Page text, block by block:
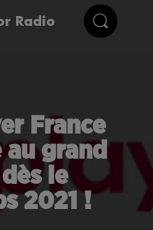
Radio
France
grand
le
2021 !